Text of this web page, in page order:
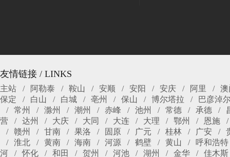
友情链接 / LINKS
主站 阿勒泰 鞍山 安顺 安阳 安庆 阿里
澳
保定
白山 白城 亳州 保山 博尔塔拉
巴彦淖
常州
滁州 潮州 赤峰 池州 常德 承德
营
达州 大庆 大同 大连 大理 鄂州
恩施
赣州
甘南 果洛 固原 广元 桂林 广安
淮北
黄南 海南 河源 鹤壁 黄山
呼和浩特
河
怀化 和田 贺州 河池 湖州 金华
佳木斯